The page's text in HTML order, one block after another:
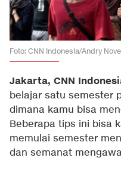
Foto: CNN Indonesia/Andry
Jakarta, CNN
belajar satu semester
dimana kamu bisa
Beberapa tips ini bisa
memulai semester
dan semanat